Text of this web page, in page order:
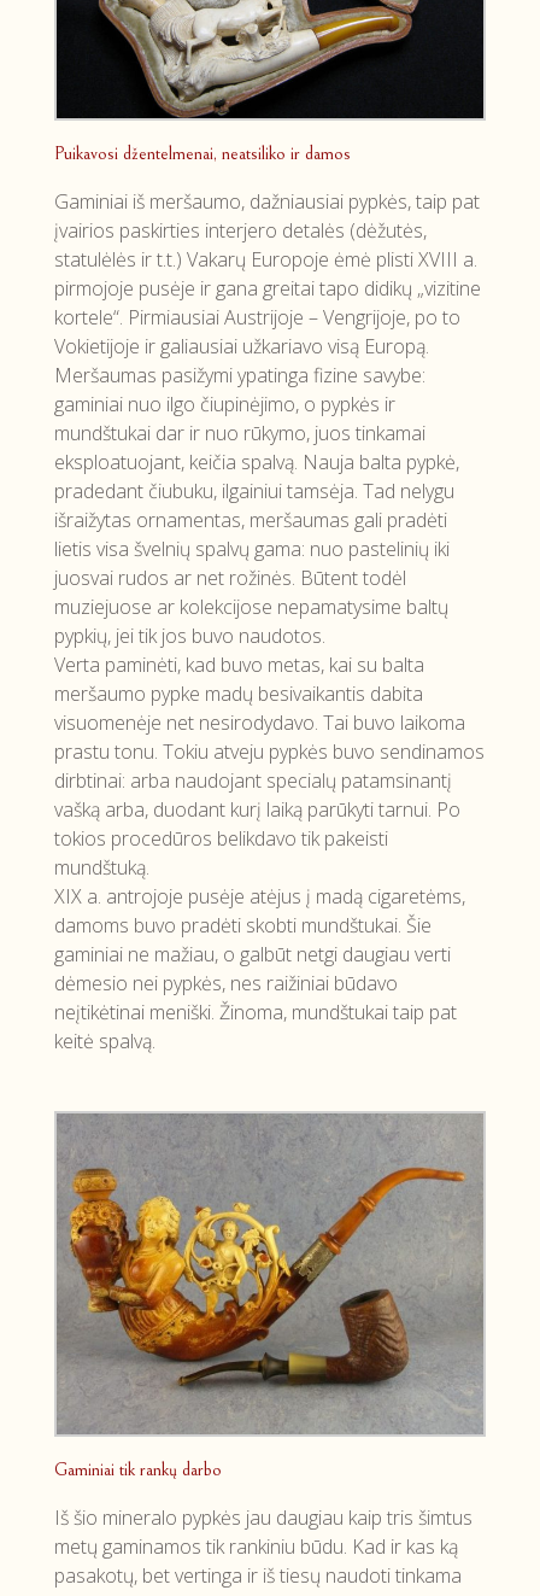
Puikavosi džentelmenai, neatsiliko ir damos
Gaminiai iš meršaumo, dažniausiai pypkės, taip pat
įvairios paskirties interjero detalės (dėžutės,
statulėlės ir t.t.) Vakarų Europoje ėmė plisti XVIII a.
pirmojoje pusėje ir gana greitai tapo didikų „vizitine
kortele“. Pirmiausiai Austrijoje – Vengrijoje, po to
Vokietijoje ir galiausiai užkariavo visą Europą.
Meršaumas pasižymi ypatinga fizine savybe:
gaminiai nuo ilgo čiupinėjimo, o pypkės ir
mundštukai dar ir nuo rūkymo, juos tinkamai
eksploatuojant, keičia spalvą. Nauja balta pypkė,
pradedant čiubuku, ilgainiui tamsėja. Tad nelygu
išraižytas ornamentas, meršaumas gali pradėti
lietis visa švelnių spalvų gama: nuo pastelinių iki
juosvai rudos ar net rožinės. Būtent todėl
muziejuose ar kolekcijose nepamatysime baltų
pypkių, jei tik jos buvo naudotos.
Verta paminėti, kad buvo metas, kai su balta
meršaumo pypke madų besivaikantis dabita
visuomenėje net nesirodydavo. Tai buvo laikoma
prastu tonu. Tokiu atveju pypkės buvo sendinamos
dirbtinai: arba naudojant specialų patamsinantį
vašką arba, duodant kurį laiką parūkyti tarnui. Po
tokios procedūros belikdavo tik pakeisti
mundštuką.
XIX a. antrojoje pusėje atėjus į madą cigaretėms,
damoms buvo pradėti skobti mundštukai. Šie
gaminiai ne mažiau, o galbūt netgi daugiau verti
dėmesio nei pypkės, nes raižiniai būdavo
neįtikėtinai meniški. Žinoma, mundštukai taip pat
keitė spalvą.
Gaminiai tik rankų darbo
Iš šio mineralo pypkės jau daugiau kaip tris šimtus
metų gaminamos tik rankiniu būdu. Kad ir kas ką
pasakotų, bet vertinga ir iš tiesų naudoti tinkama